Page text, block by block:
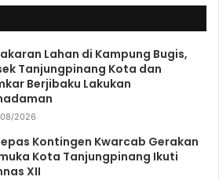
Lahan di Kampung Bugis,
Tanjungpinang Kota dan
Berjibaku Lakukan
2026
Kontingen Kwarcab Gerakan
Kota Tanjungpinang Ikuti
XII